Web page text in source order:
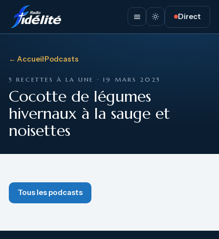
Direct
← Accueil·Podcasts
5 RECETTES À LA UNE · 19 MARS 2025
Cocotte de légumes
hivernaux à la sauge et
noisettes
Tous les podcasts